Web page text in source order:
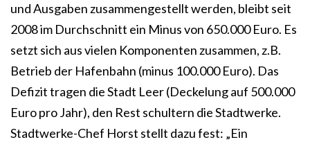
und Ausgaben zusammengestellt werden, bleibt seit
2008 im Durchschnitt ein Minus von 650.000 Euro. Es
setzt sich aus vielen Komponenten zusammen, z.B.
Betrieb der Hafenbahn (minus 100.000 Euro). Das
Defizit tragen die Stadt Leer (Deckelung auf 500.000
Euro pro Jahr), den Rest schultern die Stadtwerke.
Stadtwerke-Chef Horst stellt dazu fest: „Ein